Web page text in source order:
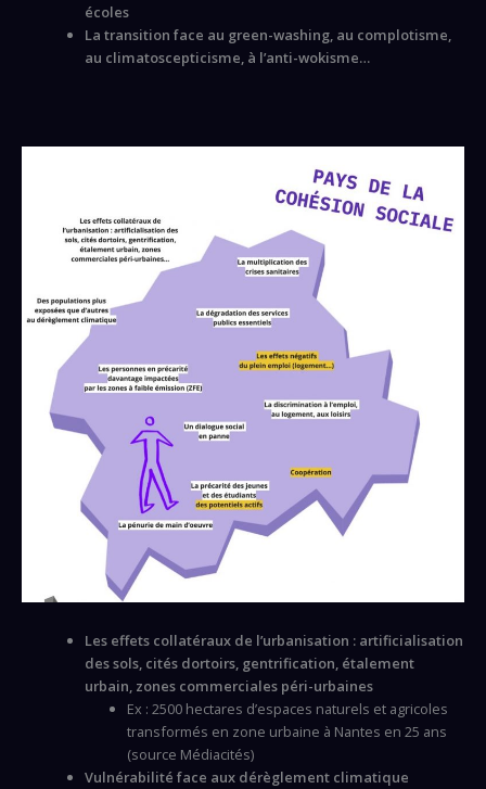
écoles
La transition face au green-washing, au complotisme,
au climatoscepticisme, à l’anti-wokisme…
Les effets collatéraux de l’urbanisation : artificialisation
des sols, cités dortoirs, gentrification, étalement
urbain, zones commerciales péri-urbaines
Ex : 2500 hectares d’espaces naturels et agricoles
transformés en zone urbaine à Nantes en 25 ans
(source Médiacités)
Vulnérabilité face aux dérèglement climatique